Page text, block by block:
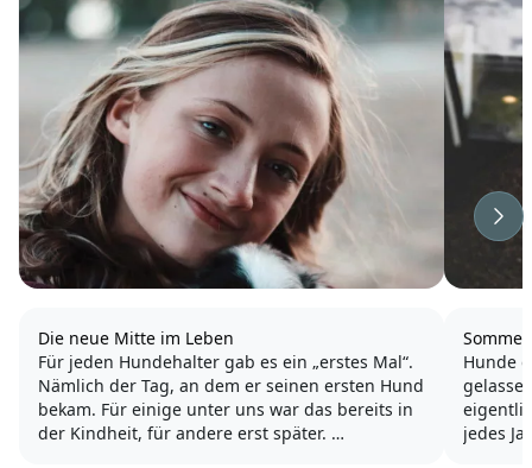
Die neue Mitte im Leben
Für jeden Hundehalter gab es ein „erstes Mal“.
Nämlich der Tag, an dem er seinen ersten Hund
bekam. Für einige unter uns war das bereits in
der Kindheit, für andere erst später.
Hunde
jedes